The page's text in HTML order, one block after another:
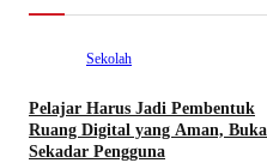
Sekolah
Pelajar Harus Jadi Pembentuk
Ruang Digital yang Aman,
Sekadar Pengguna